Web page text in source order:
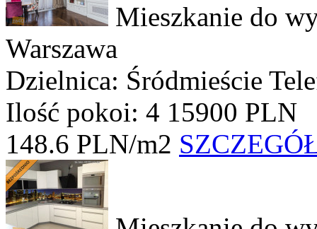
Mieszkanie do
Warszawa
Dzielnica: Śródmieście
Ilość pokoi: 4 15900 PLN
148.6 PLN/m2